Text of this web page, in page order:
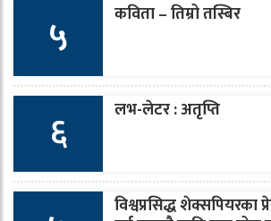
५ कविता – तिम्रो तस्बिर
६ लभ-लेटर : अतृप्ति
विश्वप्रसिद्ध शेक्सपियरका